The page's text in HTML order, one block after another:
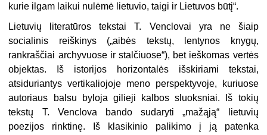
kurie ilgam laikui nulėmė lietuvio, taigi ir Lietuvos būtį“.
Lietuvių literatūros tekstai T. Venclovai yra ne šiaip
socialinis reiškinys („aibės tekstų, lentynos knygų,
rankraščiai archyvuose ir stalčiuose“), bet ieškomas vertės
objektas. Iš istorijos horizontalės išskiriami tekstai,
atsiduriantys vertikaliojoje meno perspektyvoje, kuriuose
autoriaus balsu byloja gilieji kalbos sluoksniai. Iš tokių
tekstų T. Venclova bando sudaryti „mažąją“ lietuvių
poezijos rinktinę. Iš klasikinio palikimo į ją patenka